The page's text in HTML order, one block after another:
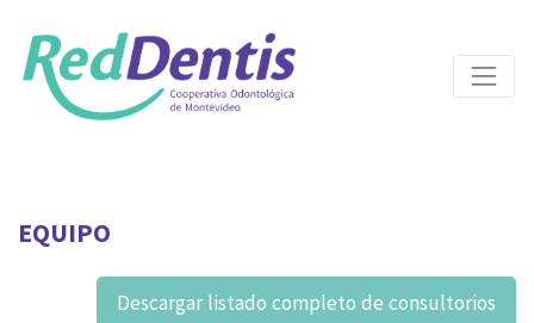
EQUIPO
Descargar listado completo de consultorios